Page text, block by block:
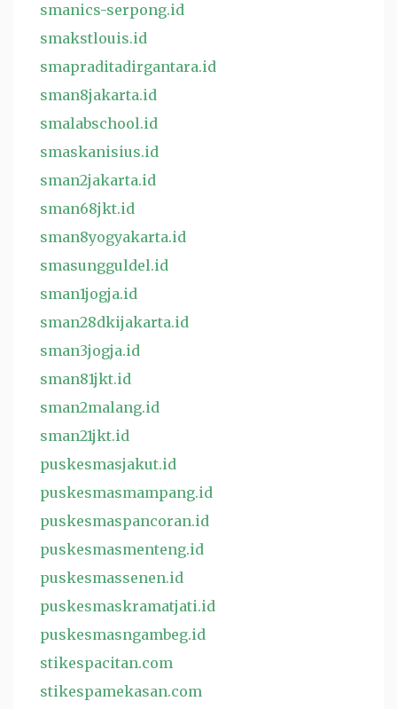
smanics-serpong.id
smakstlouis.id
smapraditadirgantara.id
sman8jakarta.id
smalabschool.id
smaskanisius.id
sman2jakarta.id
sman68jkt.id
sman8yogyakarta.id
smasungguldel.id
sman1jogja.id
sman28dkijakarta.id
sman3jogja.id
sman81jkt.id
sman2malang.id
sman21jkt.id
puskesmasjakut.id
puskesmasmampang.id
puskesmaspancoran.id
puskesmasmenteng.id
puskesmassenen.id
puskesmaskramatjati.id
puskesmasngambeg.id
stikespacitan.com
stikespamekasan.com